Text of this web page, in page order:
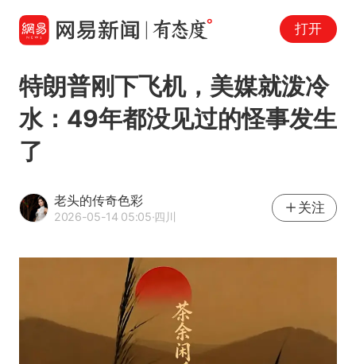
打开
特朗普刚下飞机，美媒就泼冷
水：49年都没见过的怪事发生
了
老头的传奇色彩
2026-05-14 05:05·四川
关注